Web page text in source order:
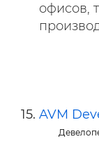
офисов,
AVM